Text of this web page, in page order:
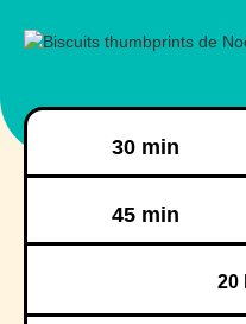
30 min
45 min
20